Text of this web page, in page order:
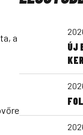
a
ÚJ